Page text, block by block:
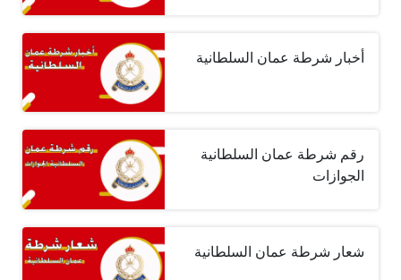
أخبار شرطة عمان السلطانية
رقم شرطة عمان السلطانية
الجوازات
شعار شرطة عمان السلطانية